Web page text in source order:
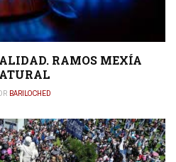
RAMOS MEXÍA
BARILOCHED